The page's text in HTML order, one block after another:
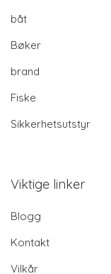
båt
Bøker
brand
Fiske
Sikkerhetsutstyr
Viktige linker
Blogg
Kontakt
Vilkår